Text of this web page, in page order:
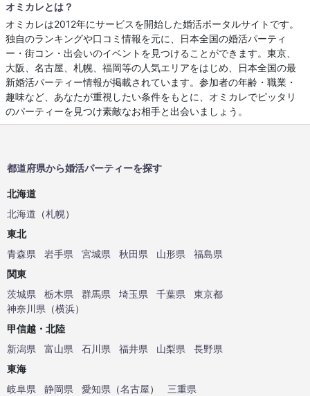
オミカレとは？
オミカレは2012年にサービスを開始した婚活ポータルサイトです。
独自のランキングや口コミ情報を元に、日本全国の婚活パーティ
ー・街コン・出会いのイベントを見つけることができます。東京、
大阪、名古屋、札幌、福岡等の人気エリアをはじめ、日本全国の最
新婚活パーティー情報が掲載されています。参加者の年齢・職業・
趣味など、あなたが重視したい条件をもとに、オミカレでピッタリ
のパーティーを見つけ素敵なお相手と出会いましょう。
都道府県から婚活パーティーを探す
北海道
北海道 （札幌）
東北
青森県
岩手県 宮城県 秋田県 山形県
福島県
関東
茨城県
栃木県 群馬県 埼玉県 千葉県
東京都
神奈川県 （横浜）
甲信越・北陸
新潟県
富山県 石川県 福井県 山梨県
長野県
東海
岐阜県
静岡県 愛知県 （名古屋）
三重県